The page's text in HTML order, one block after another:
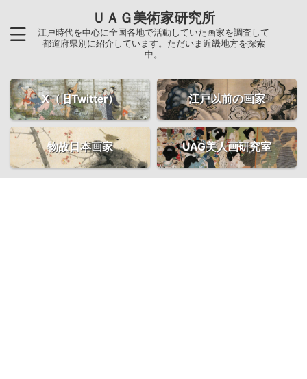
ＵＡＧ美術家研究所
江戸時代を中心に全国各地で活動していた画家を調査して
都道府県別に紹介しています。ただいま近畿地方を探索
中。
X（旧Twitter） 江戸以前の画家
物故日本画家 UAG美人画研究室